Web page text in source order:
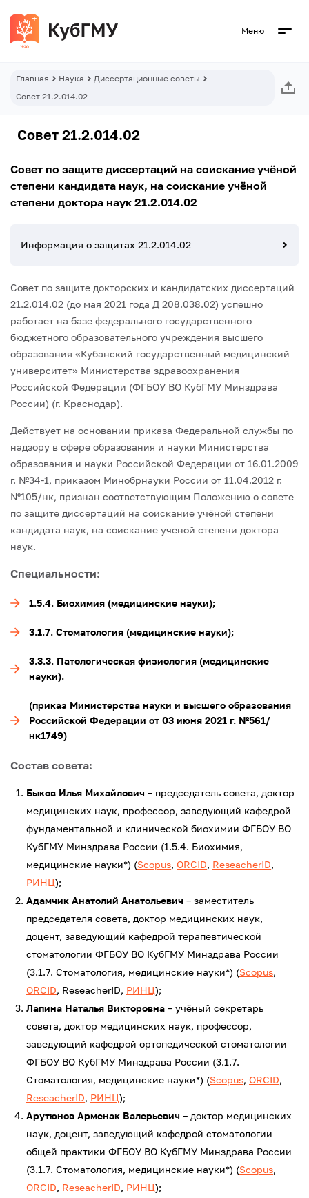
Меню
Главная Наука
Диссертационные советы
Совет 21.2.014.02
Совет 21.2.014.02
Совет по защите диссертаций на соискание учёной
степени кандидата наук, на соискание учёной
степени доктора наук 21.2.014.02
Информация о защитах 21.2.014.02
Совет по защите докторских и кандидатских диссертаций
21.2.014.02 (до мая 2021 года Д 208.038.02) успешно
работает на базе федерального государственного
бюджетного образовательного учреждения высшего
образования «Кубанский государственный медицинский
университет» Министерства здравоохранения
Российской Федерации (ФГБОУ ВО КубГМУ Минздрава
России) (г. Краснодар).
Действует на основании приказа Федеральной службы по
надзору в сфере образования и науки Министерства
образования и науки Российской Федерации от 16.01.2009
г. №34-1, приказом Минобрнауки России от 11.04.2012 г.
№105/нк, признан соответствующим Положению о совете
по защите диссертаций на соискание учёной степени
кандидата наук, на соискание ученой степени доктора
наук.
Специальности:
1.5.4. Биохимия (медицинские науки);
3.1.7. Стоматология (медицинские науки);
3.3.3. Патологическая физиология (медицинские
науки).
(приказ Министерства науки и высшего образования
Российской Федерации от 03 июня 2021 г. №561/
нк1749)
Состав совета:
Быков Илья Михайлович – председатель совета, доктор
медицинских наук, профессор, заведующий кафедрой
фундаментальной и клинической биохимии ФГБОУ ВО
КубГМУ Минздрава России (1.5.4. Биохимия,
медицинские науки*) (Scopus, ORCID, ReseacherID,
РИНЦ);
Адамчик Анатолий Анатольевич – заместитель
председателя совета, доктор медицинских наук,
доцент, заведующий кафедрой терапевтической
стоматологии ФГБОУ ВО КубГМУ Минздрава России
(3.1.7. Стоматология, медицинские науки*) (Scopus,
ORCID, ReseacherID, РИНЦ);
Лапина Наталья Викторовна – учёный секретарь
совета, доктор медицинских наук, профессор,
заведующий кафедрой ортопедической стоматологии
ФГБОУ ВО КубГМУ Минздрава России (3.1.7.
Стоматология, медицинские науки*) (Scopus, ORCID,
ReseacherID, РИНЦ);
Арутюнов Арменак Валерьевич – доктор медицинских
наук, доцент, заведующий кафедрой стоматологии
общей практики ФГБОУ ВО КубГМУ Минздрава России
(3.1.7. Стоматология, медицинские науки*) (Scopus,
ORCID, ReseacherID, РИНЦ);